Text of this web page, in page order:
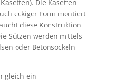
Die Kasetten
eckiger Form montiert
diese Konstruktion
Sützen werden mittels
oder Betonsockeln
gleich ein